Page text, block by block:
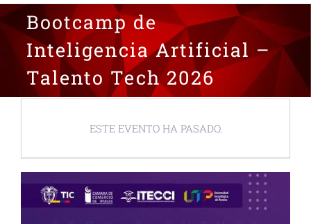
Bootcamp de
Inteligencia Artificial –
Talento Tech 2026
ESTE EVENTO HA PASADO.